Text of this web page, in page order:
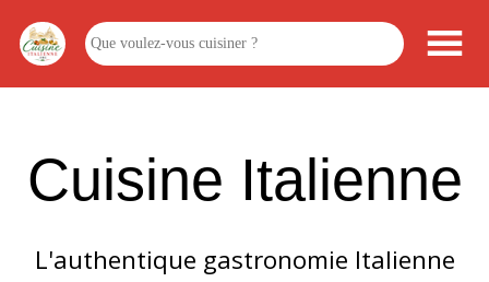
Cuisine Italienne
L'authentique gastronomie Italienne